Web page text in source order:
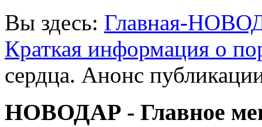
Вы здесь: Главная-
Краткая информация о
сердца. Анонс
НОВОДАР - Главное